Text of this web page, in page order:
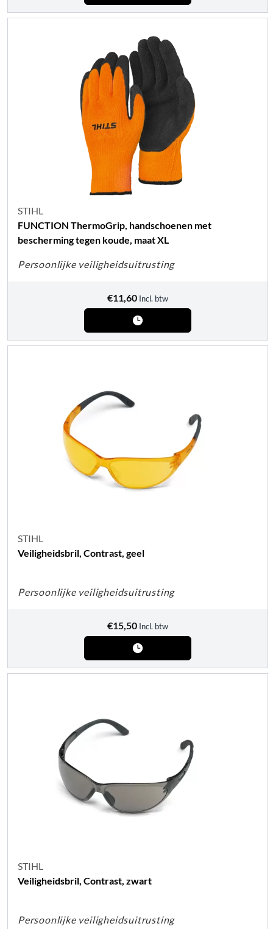
STIHL
FUNCTION ThermoGrip, handschoenen met
bescherming tegen koude, maat XL
Persoonlijke veiligheidsuitrusting
€11,60 Incl. btw
STIHL
Veiligheidsbril, Contrast, geel
Persoonlijke veiligheidsuitrusting
€15,50 Incl. btw
STIHL
Veiligheidsbril, Contrast, zwart
Persoonlijke veiligheidsuitrusting